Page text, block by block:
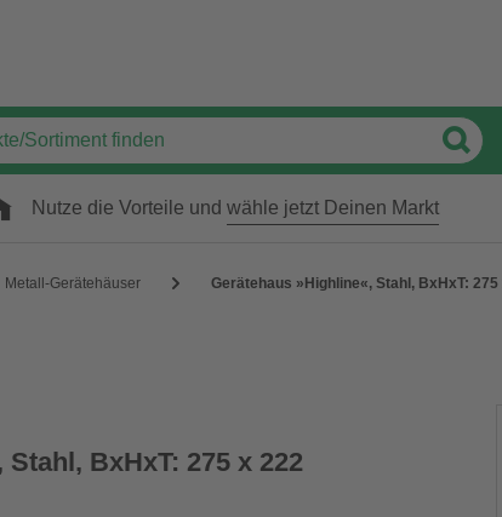
Nutze die Vorteile und wähle jetzt Deinen Markt
Metall-Gerätehäuser Gerätehaus »Highline«, Stahl, BxHxT:
BxHxT: 275 x 222